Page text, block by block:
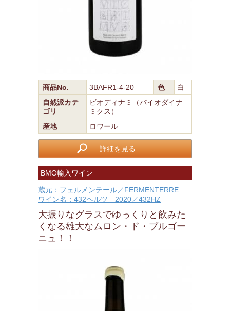
商品No. 3BAFR1-4-20 色
白
自然派カテ
ゴリ
ビオディナミ（バイオダイナ
ミクス）
産地
ロワール
詳細を見る
BMO輸入ワイン
蔵元：フェルメンテール／FERMENTERRE
ワイン名：432ヘルツ 2020／432HZ
大振りなグラスでゆっくりと飲みた
くなる雄大なムロン・ド・ブルゴー
ニュ！！